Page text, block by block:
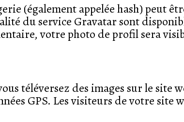
(également appelée hash) peut
du service Gravatar sont
votre photo de profil sera
téléversez des images sur le site
GPS. Les visiteurs de votre site